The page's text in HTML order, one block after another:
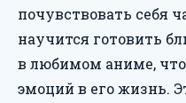
почувствовать себя
научится готовить
в любимом аниме,
эмоций в его жизнь.